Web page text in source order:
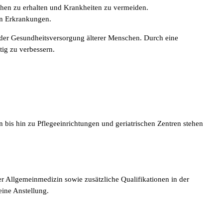
zu erhalten und Krankheiten zu vermeiden.
Erkrankungen.
Gesundheitsversorgung älterer Menschen. Durch eine
zu verbessern.
hin zu Pflegeeinrichtungen und geriatrischen Zentren stehen
Allgemeinmedizin sowie zusätzliche Qualifikationen in der
Anstellung.